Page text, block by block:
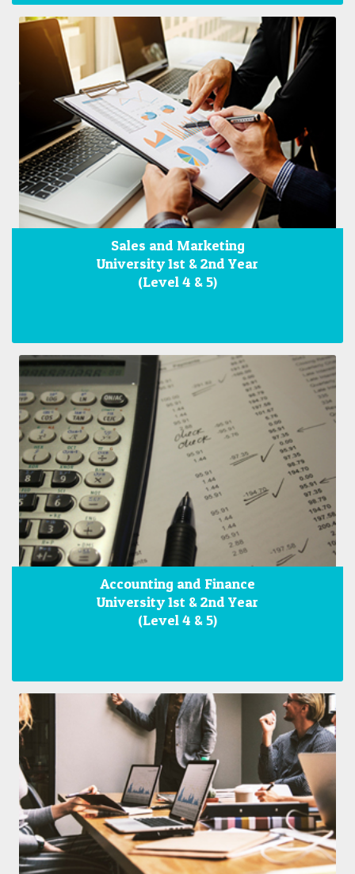
Sales and Marketing
University 1st & 2nd Year
(Level 4 & 5)
Accounting and Finance
University 1st & 2nd Year
(Level 4 & 5)